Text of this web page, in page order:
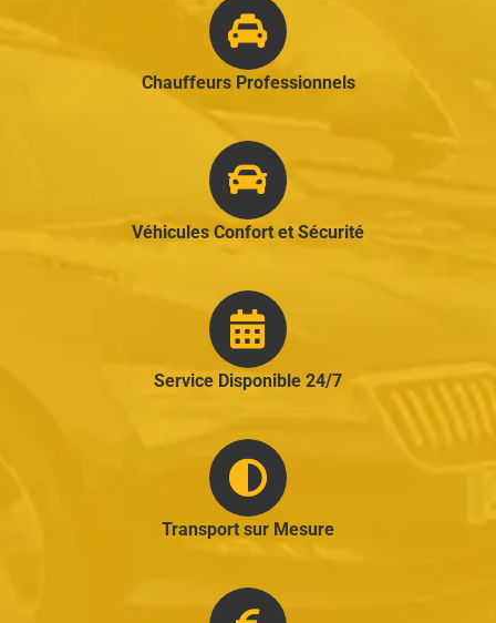
Chauffeurs Professionnels
Véhicules Confort et Sécurité
Service Disponible 24/7
Transport sur Mesure